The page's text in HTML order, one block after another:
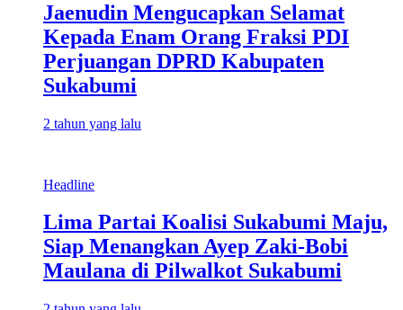
Jaenudin Mengucapkan Selamat
Kepada Enam Orang Fraksi PDI
Perjuangan DPRD Kabupaten
Sukabumi
2 tahun yang lalu
Headline
Lima Partai Koalisi Sukabumi Maju,
Siap Menangkan Ayep Zaki-Bobi
Maulana di Pilwalkot Sukabumi